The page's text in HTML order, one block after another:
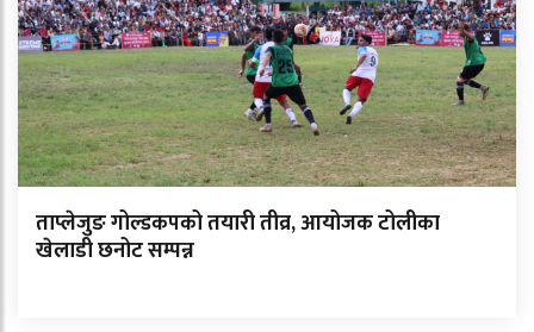
ताप्लेजुङ गोल्डकपको तयारी तीव्र, आयोजक टोलीका
खेलाडी छनोट सम्पन्न